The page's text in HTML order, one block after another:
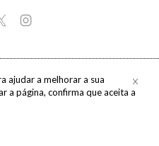
ajudar a melhorar a sua
a página, confirma que aceita a
Todos os direitos reservados.